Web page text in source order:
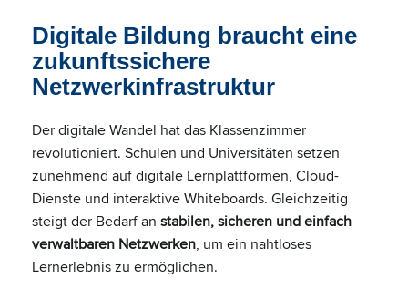
Digitale Bildung braucht eine
zukunftssichere
Netzwerkinfrastruktur
Der digitale Wandel hat das Klassenzimmer
revolutioniert. Schulen und Universitäten setzen
zunehmend auf digitale Lernplattformen, Cloud-
Dienste und interaktive Whiteboards. Gleichzeitig
steigt der Bedarf an stabilen, sicheren und einfach
verwaltbaren Netzwerken, um ein nahtloses
Lernerlebnis zu ermöglichen.